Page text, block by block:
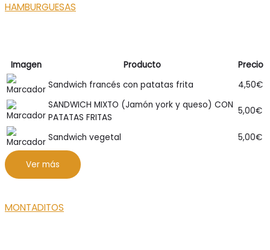
HAMBURGUESAS
Imagen Producto
Precio
Sandwich francés con patatas frita
4,50€
SANDWICH MIXTO (Jamón york y queso) CON
PATATAS FRITAS
5,00€
Sandwich vegetal 5,00€
Ver más
MONTADITOS